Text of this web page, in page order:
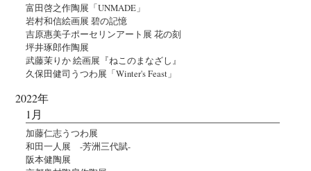
富田啓之作陶展「UNMADE」
岩村和信絵画展 碧の記憶
吉原惠美子ポーセリンアート展 花の刻
坪井琢郎作陶展
武藤茉りか 絵画展『ねこのまなざし』
久保田健司うつわ展「Winter's Feast」
2022年
1月
加藤仁志うつわ展
和田一人展 -芳洲三代賦-
阪本健陶展